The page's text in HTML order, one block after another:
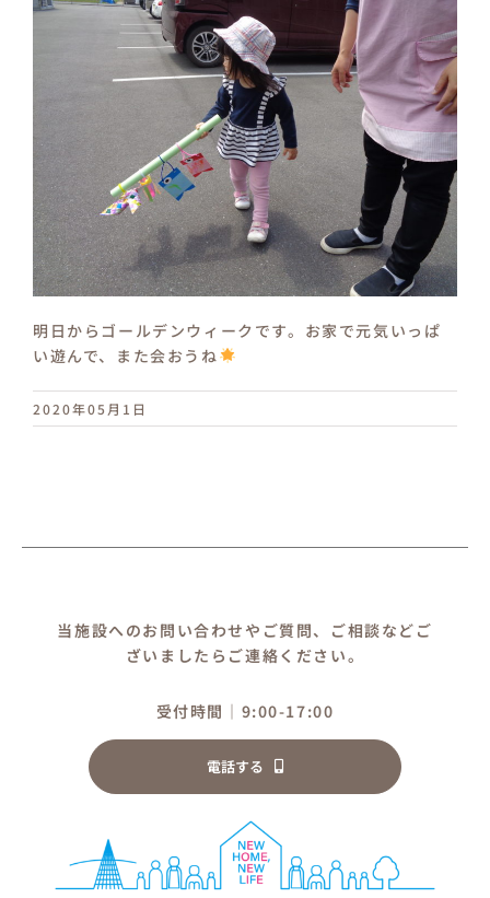
明日からゴールデンウィークです。お家で元気いっぱ
い遊んで、また会おうね
2020年05月1日
当施設へのお問い合わせやご質問、ご相談などご
ざいましたらご連絡ください。
受付時間｜9:00-17:00
電話する